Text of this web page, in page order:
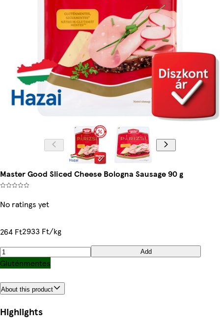
Master Good Sliced Cheese Bologna Sausage 90 g
No ratings yet
264 Ft2933 Ft/kg
Add
Gluténmentes
About this product
Highlights